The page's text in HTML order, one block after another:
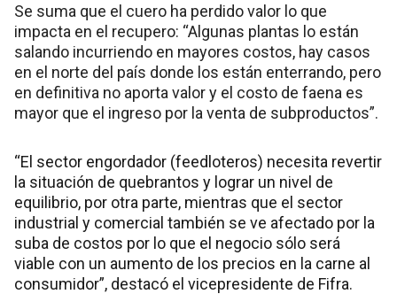
Se suma que el cuero ha perdido valor lo que
impacta en el recupero: “Algunas plantas lo están
salando incurriendo en mayores costos, hay casos
en el norte del país donde los están enterrando, pero
en definitiva no aporta valor y el costo de faena es
mayor que el ingreso por la venta de subproductos”.
“El sector engordador (feedloteros) necesita revertir
la situación de quebrantos y lograr un nivel de
equilibrio, por otra parte, mientras que el sector
industrial y comercial también se ve afectado por la
suba de costos por lo que el negocio sólo será
viable con un aumento de los precios en la carne al
consumidor”, destacó el vicepresidente de Fifra.